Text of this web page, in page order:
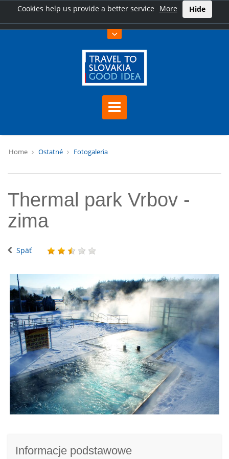
Cookies help us provide a better service More Hide
Home Ostatné Fotogaleria
Thermal park Vrbov -
zima
Späť
Informacje podstawowe